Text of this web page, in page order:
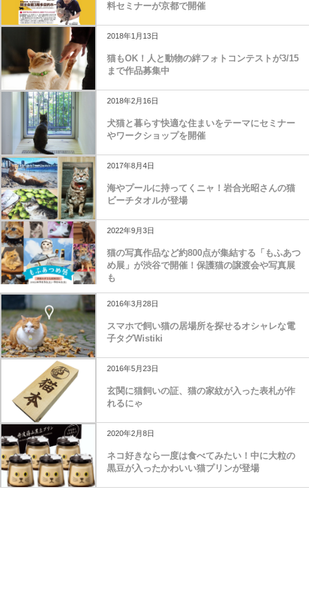
料セミナーが京都で開催
2018年1月13日
猫もOK！人と動物の絆フォトコンテストが3/15
まで作品募集中
2018年2月16日
犬猫と暮らす快適な住まいをテーマにセミナー
やワークショップを開催
2017年8月4日
海やプールに持ってくニャ！岩合光昭さんの猫
ビーチタオルが登場
2022年9月3日
猫の写真作品など約800点が集結する「もふあつ
め展」が渋谷で開催！保護猫の譲渡会や写真展
も
2016年3月28日
スマホで飼い猫の居場所を探せるオシャレな電
子タグWistiki
2016年5月23日
玄関に猫飼いの証、猫の家紋が入った表札が作
れるにゃ
2020年2月8日
ネコ好きなら一度は食べてみたい！中に大粒の
黒豆が入ったかわいい猫プリンが登場